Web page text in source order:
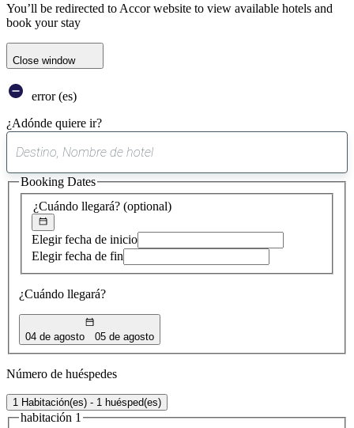
You’ll be redirected to Accor website to view available hotels and
book your stay
Close window
error (es)
¿Adónde quiere ir?
sugerencia
encontrada
¿Cuándo llegará? (optional)
Elegir fecha de inicio
Elegir fecha de fin
¿Cuándo llegará?
04 de agosto 05 de agosto
Booking Dates
Número de huéspedes
1 Habitación(es) - 1 huésped(es)
habitación 1